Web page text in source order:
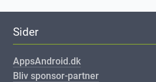
Sider
AppsAndroid.dk
Bliv sponsor-partner